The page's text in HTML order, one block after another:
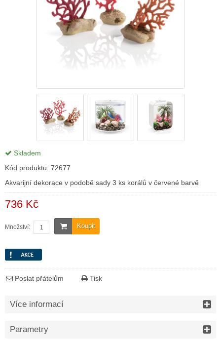
Skladem
Kód produktu: 72677
Akvarijní dekorace v podobě sady 3 ks korálů v červené barvě
736 Kč
Koupit
Množství:
Poslat přátelům Tisk
Více informací
Parametry